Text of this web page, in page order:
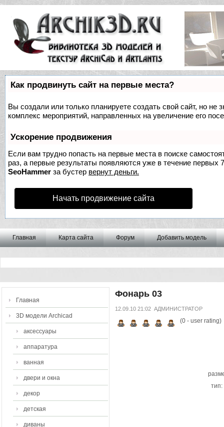
Как продвинуть сайт на первые места?
Вы создали или только планируете создать свой сайт, но не
комплекс мероприятий, направленных на увеличение его
Ускорение продвижения
Если вам трудно попасть на первые места в поиске
раз, а первые результаты появляются уже в течение первых
SeoHammer за бустер вернут деньги.
Начать продвижение сайта
Главная Карта сайта Форум Добавить модель
Главная
3D модели Archicad
аксессуары
аппаратура
ванная
двери и окна
декор
детская
диваны
Фонарь 03
12.09.10 21:02 АДМИНИСТРАТОР
(0- user rating)
тип: